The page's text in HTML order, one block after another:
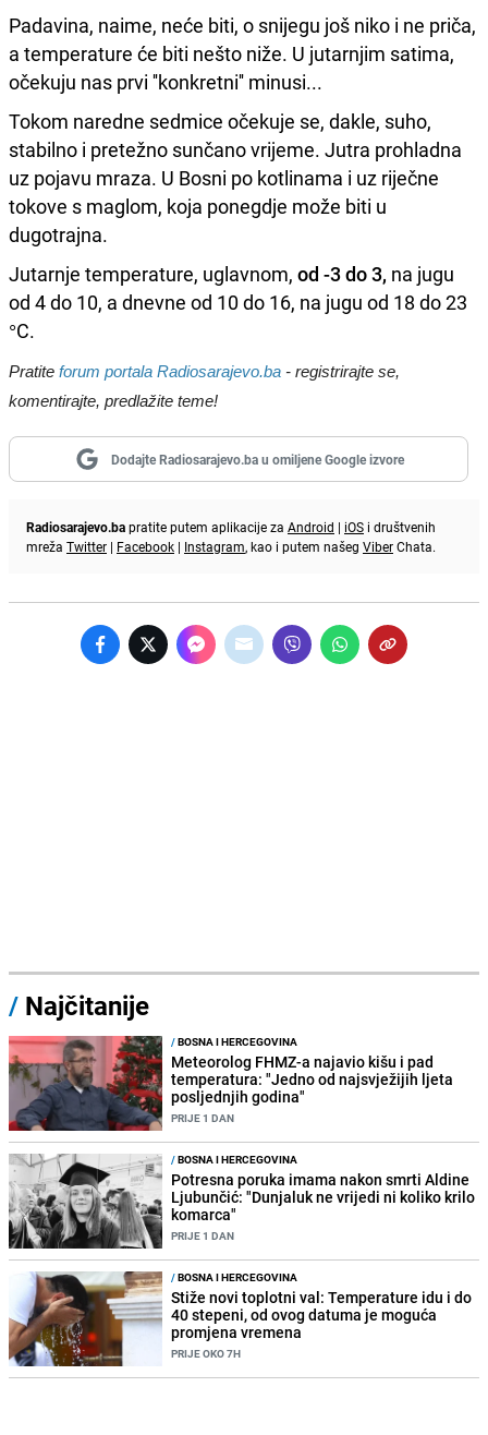
Padavina, naime, neće biti, o snijegu još niko i ne priča,
a temperature će biti nešto niže. U jutarnjim satima,
očekuju nas prvi ''konkretni'' minusi...
Tokom naredne sedmice očekuje se, dakle, suho,
stabilno i pretežno sunčano vrijeme. Jutra prohladna
uz pojavu mraza. U Bosni po kotlinama i uz riječne
tokove s maglom, koja ponegdje može biti u
dugotrajna.
Jutarnje temperature, uglavnom, od -3 do 3, na jugu
od 4 do 10, a dnevne od 10 do 16, na jugu od 18 do 23
°C.
Pratite forum portala Radiosarajevo.ba - registrirajte se,
komentirajte, predlažite teme!
Dodajte Radiosarajevo.ba u omiljene Google izvore
Radiosarajevo.bapratite putem aplikacije za Android | iOS i društvenih
mreža Twitter | Facebook | Instagram, kao i putem našeg ViberChata.
/ Najčitanije
/BOSNA I HERCEGOVINA
Meteorolog FHMZ-a najavio kišu i pad
temperatura: "Jedno od najsvježijih ljeta
posljednjih godina"
PRIJE 1 DAN
/BOSNA I HERCEGOVINA
Potresna poruka imama nakon smrti Aldine
Ljubunčić: "Dunjaluk ne vrijedi ni koliko krilo
komarca"
PRIJE 1 DAN
/BOSNA I HERCEGOVINA
Stiže novi toplotni val: Temperature idu i do
40 stepeni, od ovog datuma je moguća
promjena vremena
PRIJE OKO 7H